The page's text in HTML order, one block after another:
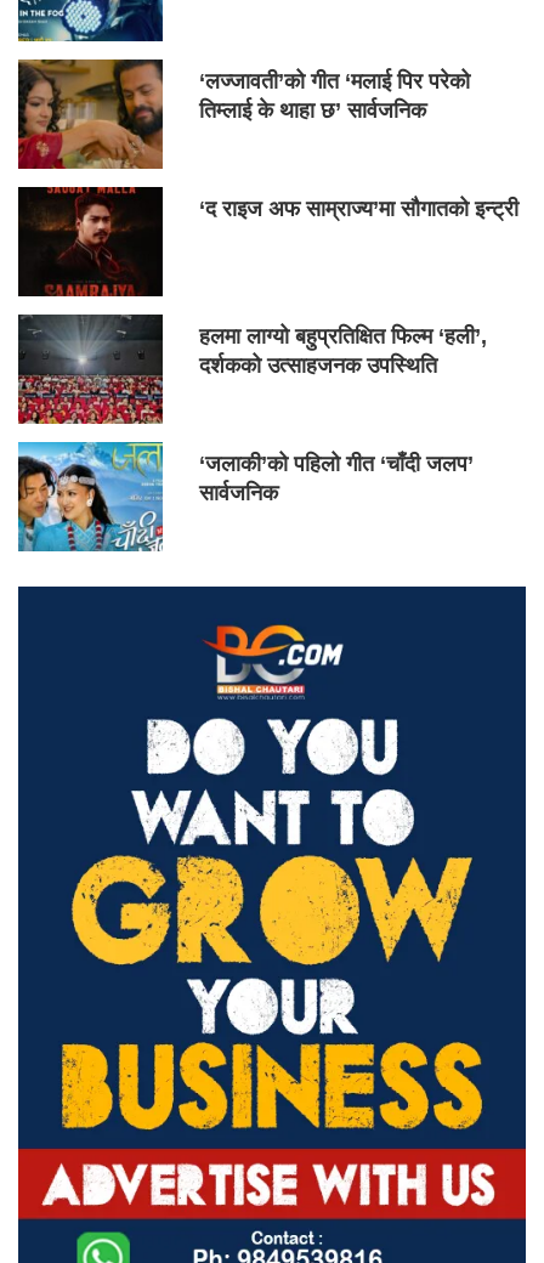
‘लज्जावती’को गीत ‘मलाई पिर परेको
तिम्लाई के थाहा छ’ सार्वजनिक
‘द राइज अफ साम्राज्य’मा सौगातको इन्ट्री
हलमा लाग्यो बहुप्रतिक्षित फिल्म ‘हली’,
दर्शकको उत्साहजनक उपस्थिति
‘जलाकी’को पहिलो गीत ‘चाँदी जलप’
सार्वजनिक